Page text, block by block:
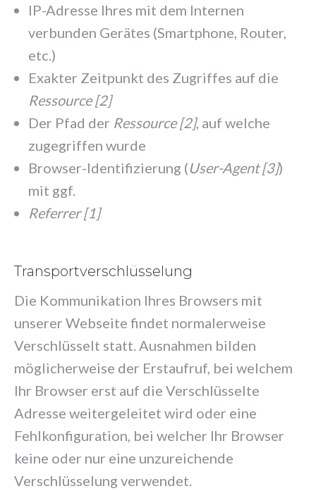
IP-Adresse Ihres mit dem Internen
verbunden Gerätes (Smartphone, Router,
etc.)
Exakter Zeitpunkt des Zugriffes auf die
Ressource [2]
Der Pfad der Ressource [2], auf welche
zugegriffen wurde
Browser-Identifizierung (User-Agent [3])
mit ggf.
Referrer [1]
Transportverschlüsselung
Die Kommunikation Ihres Browsers mit
unserer Webseite findet normalerweise
Verschlüsselt statt. Ausnahmen bilden
möglicherweise der Erstaufruf, bei welchem
Ihr Browser erst auf die Verschlüsselte
Adresse weitergeleitet wird oder eine
Fehlkonfiguration, bei welcher Ihr Browser
keine oder nur eine unzureichende
Verschlüsselung verwendet.